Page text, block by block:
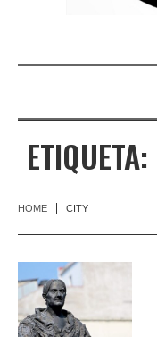
ETIQUETA:
HOME CITY